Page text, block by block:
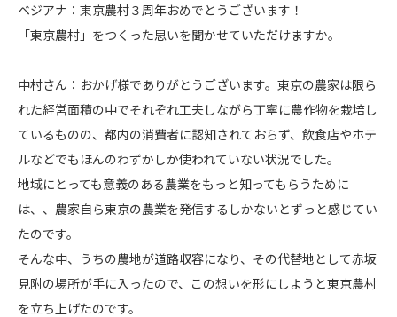
ベジアナ：東京農村３周年おめでとうございます！
「東京農村」をつくった思いを聞かせていただけますか。
中村さん：おかげ様でありがとうございます。東京の農家は限ら
れた経営面積の中でそれぞれ工夫しながら丁寧に農作物を栽培し
ているものの、都内の消費者に認知されておらず、飲食店やホテ
ルなどでもほんのわずかしか使われていない状況でした。
地域にとっても意義のある農業をもっと知ってもらうために
は、、農家自ら東京の農業を発信するしかないとずっと感じてい
たのです。
そんな中、うちの農地が道路収容になり、その代替地として赤坂
見附の場所が手に入ったので、この想いを形にしようと東京農村
を立ち上げたのです。